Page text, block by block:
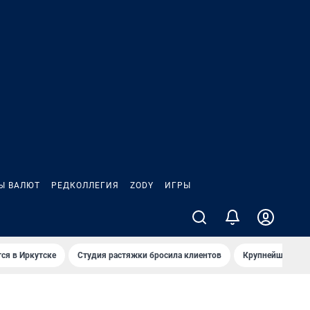
ВАЛЮТ РЕДКОЛЛЕГИЯ ZODY ИГРЫ
в Иркутске Студия растяжки бросила клиентов Крупнейшие